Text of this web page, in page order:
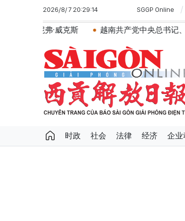
2026/8/7 20:29:14 SGGP Online
越南共产党中央总书记、国家主席苏林
时政 社会 法律 经济 企业